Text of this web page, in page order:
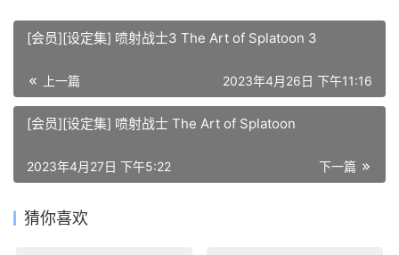
[会员][设定集] 喷射战士3 The Art of Splatoon 3
上一篇 2023年4月26日 下午11:16
[会员][设定集] 喷射战士 The Art of Splatoon
下一篇
2023年4月27日 下午5:22
猜你喜欢